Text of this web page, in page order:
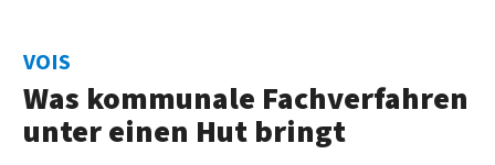
VOIS
Was kommunale Fach­verfahren
unter einen Hut bringt